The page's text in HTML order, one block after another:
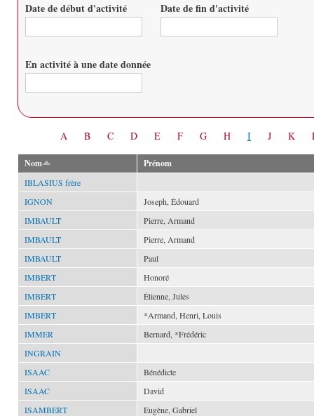
Date de début d'activité Date de fin d'activité
En activité à une date donnée
A B C D E F G H I J K
Nom Prénom
IBLASIUS frère
IGNON
Joseph, Édouard
IMBAULT
Pierre, Armand
IMBAULT
Pierre, Armand
IMBAULT
Paul
IMBERT
Honoré
IMBERT
Étienne, Jules
IMBERT
*Armand, Henri, Louis
IMMER
Bernard, *Frédéric
INGRAIN
ISAAC
Bénédicte
ISAAC
David
ISAMBERT
Eugène, Gabriel